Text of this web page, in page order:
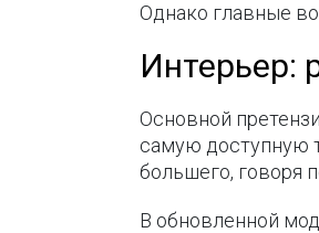
Однако главные
Интерьер:
Основной
самую доступную
большего, говоря
В обновленной